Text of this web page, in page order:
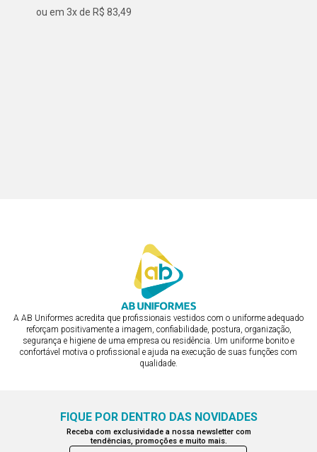
ou em 3x de R$ 83,49
A AB Uniformes acredita que profissionais vestidos com o uniforme adequado
reforçam positivamente a imagem, confiabilidade, postura, organização,
segurança e higiene de uma empresa ou residência. Um uniforme bonito e
confortável motiva o profissional e ajuda na execução de suas funções com
qualidade.
FIQUE POR DENTRO DAS NOVIDADES
Receba com exclusividade a nossa newsletter com
tendências, promoções e muito mais.